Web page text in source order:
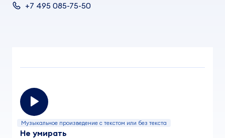
+7 495 085-75-50
Музыкальное произведение с текстом или без текста
Не умирать